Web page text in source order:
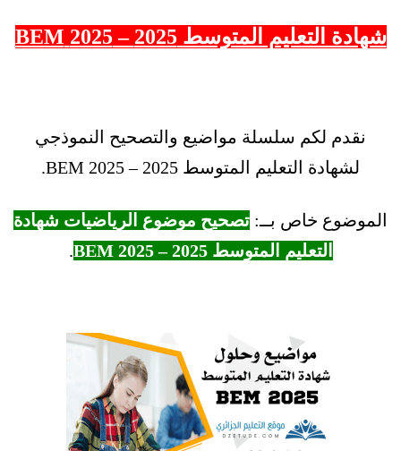
شهادة التعليم المتوسط 2025 – 2025 BEM
نقدم لكم سلسلة مواضيع والتصحيح النموذجي
لشهادة التعليم المتوسط 2025 – BEM 2025.
الموضوع خاص بــ: تصحيح موضوع الرياضيات شهادة
التعليم المتوسط 2025 – BEM 2025
.